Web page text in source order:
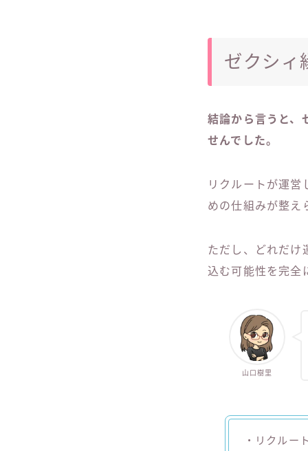
ゼクシィ
結論から言うと、
せんでした。
リクルートが運
めの仕組みが整え
ただし、どれだけ
込む可能性を完全
山口樹里
・リクルー